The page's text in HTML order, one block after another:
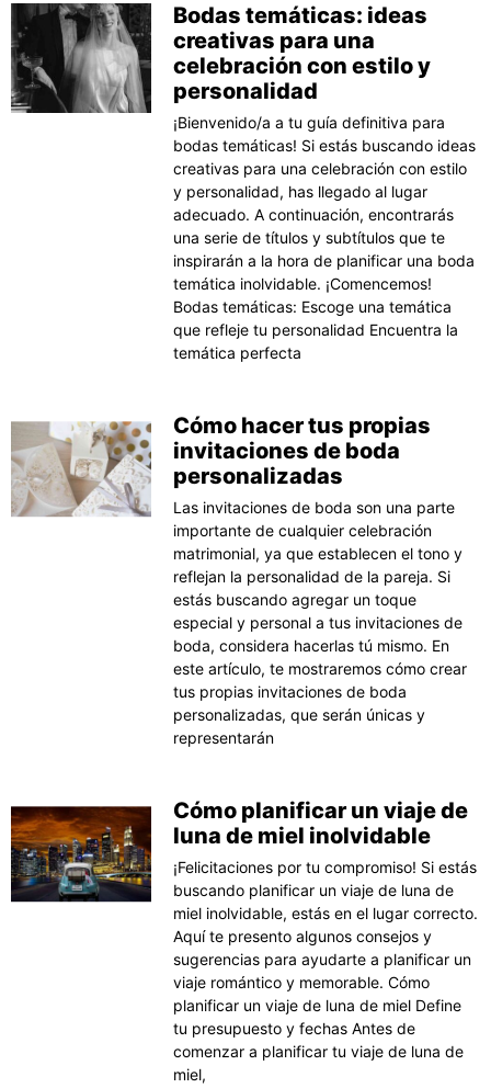
Bodas temáticas: ideas
creativas para una
celebración con estilo y
personalidad
¡Bienvenido/a a tu guía definitiva para
bodas temáticas! Si estás buscando ideas
creativas para una celebración con estilo
y personalidad, has llegado al lugar
adecuado. A continuación, encontrarás
una serie de títulos y subtítulos que te
inspirarán a la hora de planificar una boda
temática inolvidable. ¡Comencemos!
Bodas temáticas: Escoge una temática
que refleje tu personalidad Encuentra la
temática perfecta
Cómo hacer tus propias
invitaciones de boda
personalizadas
Las invitaciones de boda son una parte
importante de cualquier celebración
matrimonial, ya que establecen el tono y
reflejan la personalidad de la pareja. Si
estás buscando agregar un toque
especial y personal a tus invitaciones de
boda, considera hacerlas tú mismo. En
este artículo, te mostraremos cómo crear
tus propias invitaciones de boda
personalizadas, que serán únicas y
representarán
Cómo planificar un viaje de
luna de miel inolvidable
¡Felicitaciones por tu compromiso! Si estás
buscando planificar un viaje de luna de
miel inolvidable, estás en el lugar correcto.
Aquí te presento algunos consejos y
sugerencias para ayudarte a planificar un
viaje romántico y memorable. Cómo
planificar un viaje de luna de miel Define
tu presupuesto y fechas Antes de
comenzar a planificar tu viaje de luna de
miel,